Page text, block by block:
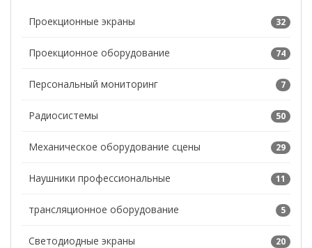
Проекционные экраны 32
Проекционное оборудование 74
Персональный мониторинг 7
Радиосистемы 50
Механическое оборудование сцены 29
Наушники профессиональные 11
трансляционное оборудование 5
Светодиодные экраны 20